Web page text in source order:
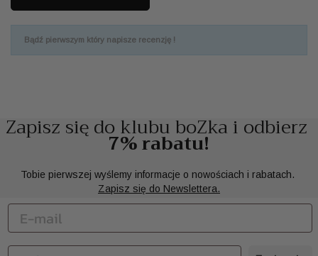
Bądź pierwszym który napisze recenzję !
Zapisz się do klubu boZka i odbierz
7% rabatu!
Tobie pierwszej wyślemy informacje o nowościach i rabatach.
Zapisz się do Newslettera.